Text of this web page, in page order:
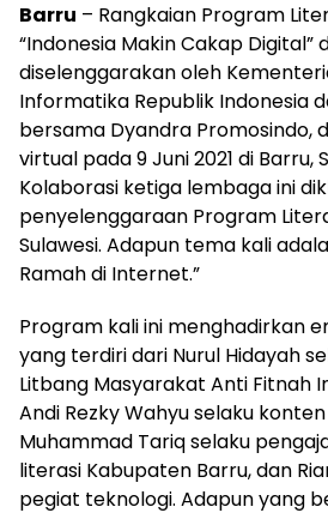
Barru – Rangkaian Program
“Indonesia Makin Cakap Digital”
diselenggarakan oleh
Informatika Republik Indonesia
bersama Dyandra Promosindo,
virtual pada 9 Juni 2021 di Barru,
Kolaborasi ketiga lembaga ini
penyelenggaraan Program
Sulawesi. Adapun tema kali
Ramah di Internet.”
Program kali ini menghadirkan
yang terdiri dari Nurul Hidayah
Litbang Masyarakat Anti Fitnah
Andi Rezky Wahyu selaku
Muhammad Tariq selaku
literasi Kabupaten Barru, dan
pegiat teknologi. Adapun yang